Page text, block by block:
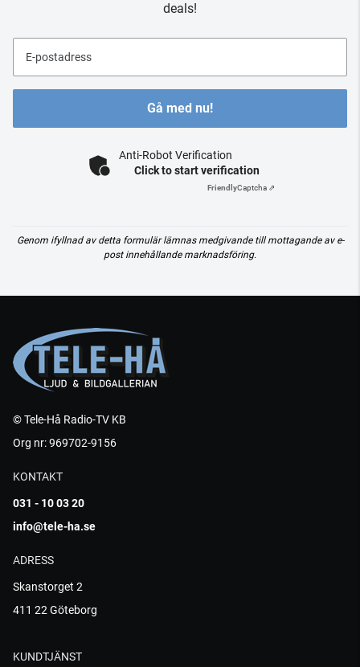
deals!
E-postadress
Gå med nu!
Anti-Robot Verification
Click to start verification
FriendlyCaptcha ⇗
Genom ifyllnad av detta formulär lämnas medgivande till mottagande av e-
post innehållande marknadsföring.
© Tele-Hå Radio-TV KB
Org nr: 969702-9156
KONTAKT
031 - 10 03 20
info@tele-ha.se
ADRESS
Skanstorget 2
411 22 Göteborg
KUNDTJÄNST